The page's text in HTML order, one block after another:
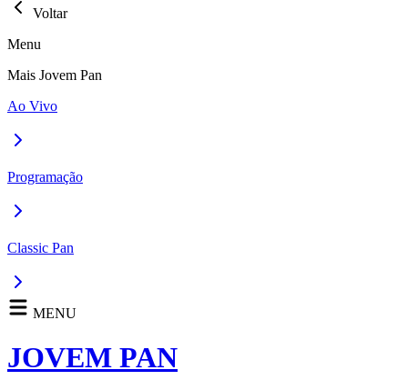
Voltar
Menu
Mais Jovem Pan
Ao Vivo
Programação
Classic Pan
MENU
JOVEM PAN